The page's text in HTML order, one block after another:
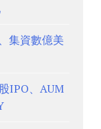
集資數億美
IPO、AUM